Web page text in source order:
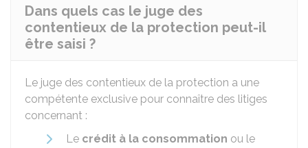
Dans quels cas le juge des
contentieux de la protection peut-il
être saisi ?
Le juge des contentieux de la protection a une
compétente exclusive pour connaître des litiges
concernant :
Le crédit à la consommation ou le